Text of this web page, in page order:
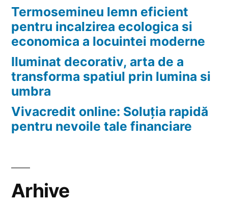
Termosemineu lemn eficient
pentru incalzirea ecologica si
economica a locuintei moderne
Iluminat decorativ, arta de a
transforma spatiul prin lumina si
umbra
Vivacredit online: Soluția rapidă
pentru nevoile tale financiare
Arhive